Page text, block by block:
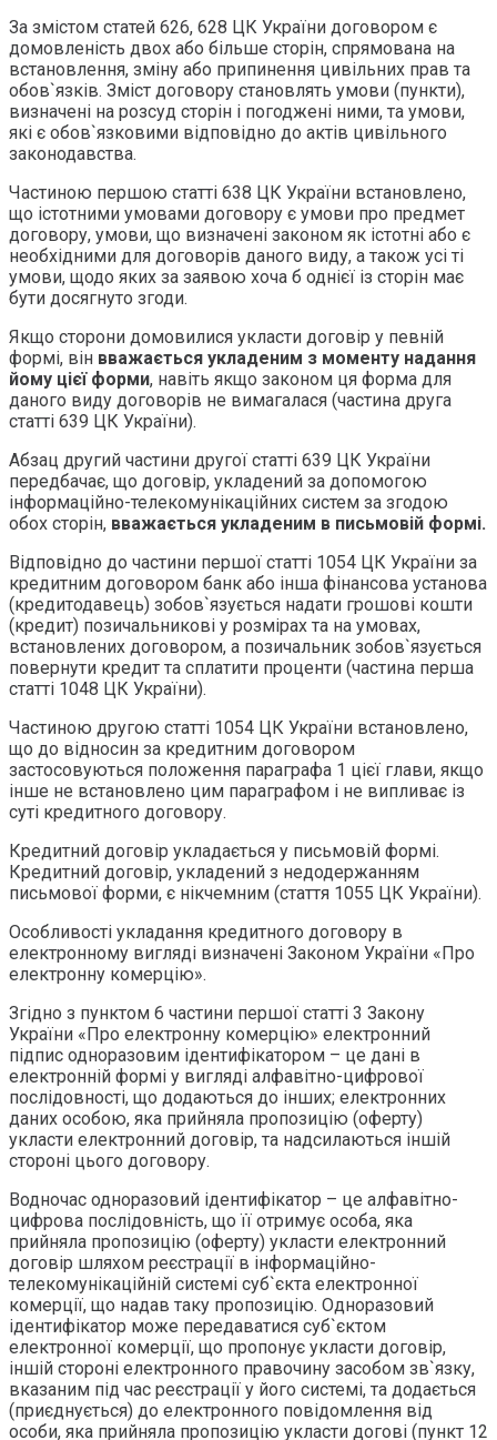
За змістом статей 626, 628 ЦК України договором є
домовленість двох або більше сторін, спрямована на
встановлення, зміну або припинення цивільних прав та
обов`язків. Зміст договору становлять умови (пункти),
визначені на розсуд сторін і погоджені ними, та умови,
які є обов`язковими відповідно до актів цивільного
законодавства.
Частиною першою статті 638 ЦК України встановлено,
що істотними умовами договору є умови про предмет
договору, умови, що визначені законом як істотні або є
необхідними для договорів даного виду, а також усі ті
умови, щодо яких за заявою хоча б однієї із сторін має
бути досягнуто згоди.
Якщо сторони домовилися укласти договір у певній
формі, він вважається укладеним з моменту надання
йому цієї форми, навіть якщо законом ця форма для
даного виду договорів не вимагалася (частина друга
статті 639 ЦК України).
Абзац другий частини другої статті 639 ЦК України
передбачає, що договір, укладений за допомогою
інформаційно-телекомунікаційних систем за згодою
обох сторін, вважається укладеним в письмовій формі.
Відповідно до частини першої статті 1054 ЦК України за
кредитним договором банк або інша фінансова установа
(кредитодавець) зобов`язується надати грошові кошти
(кредит) позичальникові у розмірах та на умовах,
встановлених договором, а позичальник зобов`язується
повернути кредит та сплатити проценти (частина перша
статті 1048 ЦК України).
Частиною другою статті 1054 ЦК України встановлено,
що до відносин за кредитним договором
застосовуються положення параграфа 1 цієї глави, якщо
інше не встановлено цим параграфом і не випливає із
суті кредитного договору.
Кредитний договір укладається у письмовій формі.
Кредитний договір, укладений з недодержанням
письмової форми, є нікчемним (стаття 1055 ЦК України).
Особливості укладання кредитного договору в
електронному вигляді визначені Законом України «Про
електронну комерцію».
Згідно з пунктом 6 частини першої статті 3 Закону
України «Про електронну комерцію» електронний
підпис одноразовим ідентифікатором – це дані в
електронній формі у вигляді алфавітно-цифрової
послідовності, що додаються до інших; електронних
даних особою, яка прийняла пропозицію (оферту)
укласти електронний договір, та надсилаються іншій
стороні цього договору.
Водночас одноразовий ідентифікатор – це алфавітно-
цифрова послідовність, що її отримує особа, яка
прийняла пропозицію (оферту) укласти електронний
договір шляхом реєстрації в інформаційно-
телекомунікаційній системі суб`єкта електронної
комерції, що надав таку пропозицію. Одноразовий
ідентифікатор може передаватися суб`єктом
електронної комерції, що пропонує укласти договір,
іншій стороні електронного правочину засобом зв`язку,
вказаним під час реєстрації у його системі, та додається
(приєднується) до електронного повідомлення від
особи, яка прийняла пропозицію укласти догові (пункт 12